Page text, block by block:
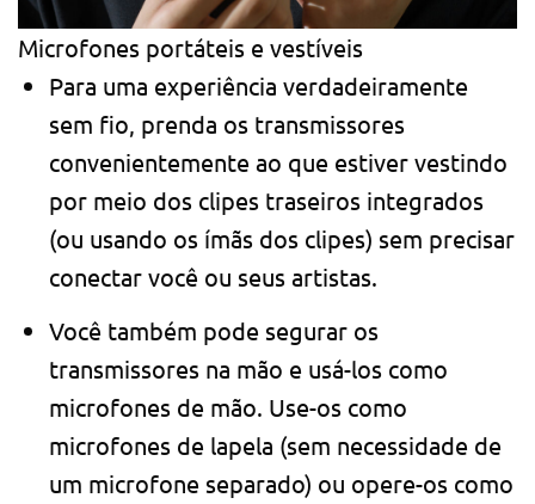
Microfones portáteis e vestíveis
Para uma experiência verdadeiramente
sem fio, prenda os transmissores
convenientemente ao que estiver vestindo
por meio dos clipes traseiros integrados
(ou usando os ímãs dos clipes) sem precisar
conectar você ou seus artistas.
Você também pode segurar os
transmissores na mão e usá-los como
microfones de mão. Use-os como
microfones de lapela (sem necessidade de
um microfone separado) ou opere-os como